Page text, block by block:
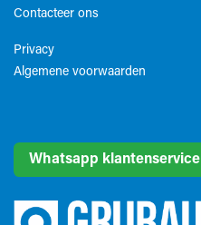
Contacteer ons
Privacy
Algemene voorwaarden​
Whatsapp klantenservice